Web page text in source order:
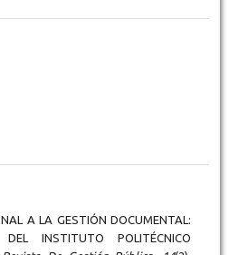
A LA GESTIÓN DOCUMENTAL:
INSTITUTO POLITÉCNICO